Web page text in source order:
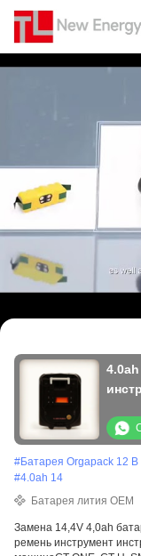
#Батарея Orgapack 12 В
#4.0ah 14
Батарея лития OEM
Замена 14,4V 4,0ah
ремень инструмент